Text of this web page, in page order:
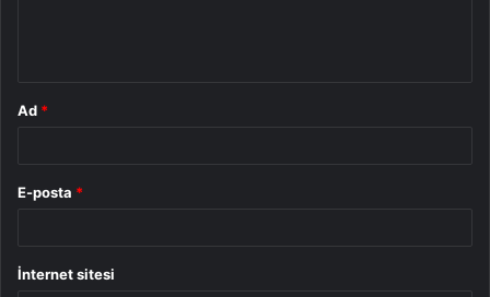
Ad *
E-posta *
İnternet sitesi